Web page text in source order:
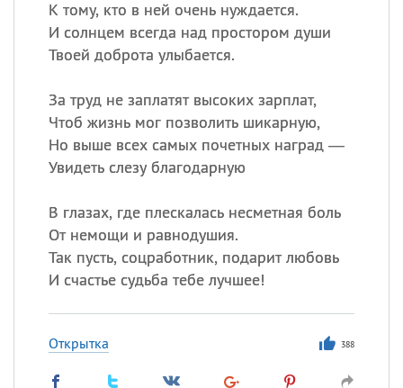
К тому, кто в ней очень нуждается.
И солнцем всегда над простором души
Твоей доброта улыбается.
За труд не заплатят высоких зарплат,
Чтоб жизнь мог позволить шикарную,
Но выше всех самых почетных наград —
Увидеть слезу благодарную
В глазах, где плескалась несметная боль
От немощи и равнодушия.
Так пусть, соцработник, подарит любовь
И счастье судьба тебе лучшее!
Открытка 388